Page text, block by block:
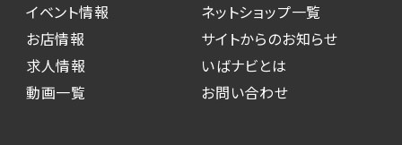
イベント情報
お店情報
求人情報
動画一覧
ネットショップ一覧
サイトからのお知らせ
いばナビとは
お問い合わせ